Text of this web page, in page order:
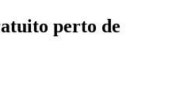
perto de